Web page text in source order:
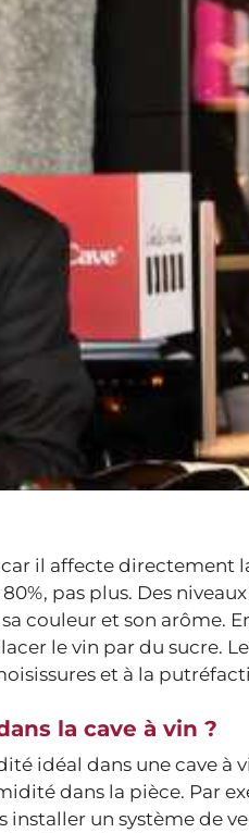
il affecte directement
pas plus. Des
couleur et son arôme.
le vin par du sucre.
et à la
la cave à vin ?
idéal dans une cave à
dans la pièce. Par
installer un système de